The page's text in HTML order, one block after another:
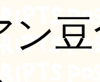
ン